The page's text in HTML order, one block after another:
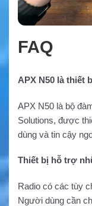
FAQ
APX N50 là thiết
APX N50 là bộ
Solutions, được
dùng và tin cậy
Thiết bị hỗ trợ
Radio có các tùy
Người dùng cần